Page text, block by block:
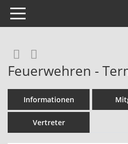
Toggle navigation
Rechercheauswahl
Feuerwehren -
Informationen
Vertreter